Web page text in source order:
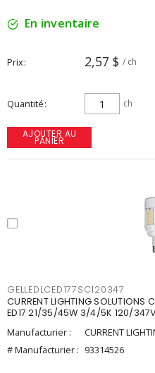
En inventaire
Prix 2,57 $ / ch
Quantité ch
AJOUTER AU
PANIER
GELLEDLCED177SC120347
CURRENT LIGHTING SOLUTIONS
ED17 21/35/45W 3/4/5K 120/
Manufacturier :
CURRENT
# Manufacturier : 93314526